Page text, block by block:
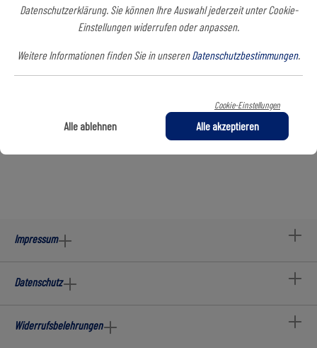
XS
S M L XL XXL
In den Warenkorb
Impressum
Datenschutz
Widerrufsbelehrungen
Datenschutzerklärung. Sie können Ihre Auswahl jederzeit unter Cookie-
Einstellungen widerrufen oder anpassen.
Weitere Informationen finden Sie in unserenDatenschutzbestimmungen.
Cookie-Einstellungen
Alle ablehnen Alle akzeptieren